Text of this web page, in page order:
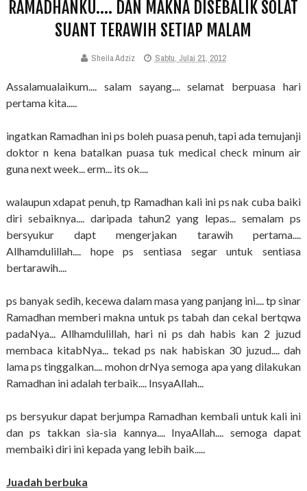
RAMADHANKU.... DAN MAKNA DISEBALIK SOLAT
SUANT TERAWIH SETIAP MALAM
Sheila Adziz Sabtu, Julai 21, 2012
Assalamualaikum.... salam sayang.... selamat berpuasa hari
pertama kita.....
ingatkan Ramadhan ini ps boleh puasa penuh, tapi ada temujanji
doktor n kena batalkan puasa tuk medical check minum air
guna next week... erm... its ok....
walaupun xdapat penuh, tp Ramadhan kali ini ps nak cuba baiki
diri sebaiknya.... daripada tahun2 yang lepas... semalam ps
bersyukur dapt mengerjakan tarawih pertama....
Allhamdulillah.... hope ps sentiasa segar untuk sentiasa
bertarawih....
ps banyak sedih, kecewa dalam masa yang panjang ini.... tp sinar
Ramadhan memberi makna untuk ps tabah dan cekal bertqwa
padaNya... Allhamdulillah, hari ni ps dah habis kan 2 juzud
membaca kitabNya... tekad ps nak habiskan 30 juzud.... dah
lama ps tinggalkan.... mohon drNya semoga apa yang dilakukan
Ramadhan ini adalah terbaik.... InsyaAllah...
ps bersyukur dapat berjumpa Ramadhan kembali untuk kali ini
dan ps takkan sia-sia kannya.... InyaAllah.... semoga dapat
membaiki diri ini kepada yang lebih baik.....
Juadah berbuka